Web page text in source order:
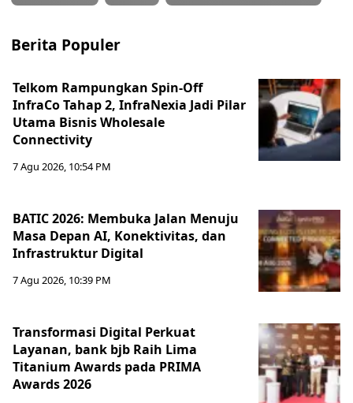
Berita Populer
Telkom Rampungkan Spin-Off
InfraCo Tahap 2, InfraNexia Jadi Pilar
Utama Bisnis Wholesale
Connectivity
7 Agu 2026, 10:54 PM
BATIC 2026: Membuka Jalan Menuju
Masa Depan AI, Konektivitas, dan
Infrastruktur Digital
7 Agu 2026, 10:39 PM
Transformasi Digital Perkuat
Layanan, bank bjb Raih Lima
Titanium Awards pada PRIMA
Awards 2026